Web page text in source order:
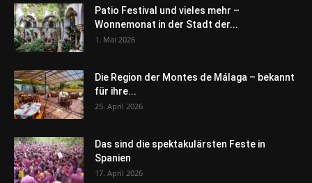
Patio Festival und vieles mehr –
Wonnemonat in der Stadt der...
1. Mai 2026
Die Region der Montes de Málaga – bekannt
für ihre...
25. April 2026
Das sind die spektakulärsten Feste in
Spanien
17. April 2026